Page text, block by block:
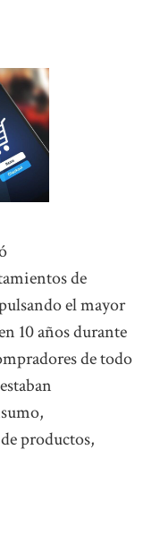
de
el mayor
10 años durante
de todo
productos,